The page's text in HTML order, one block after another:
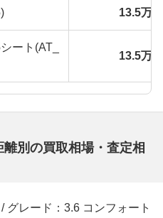
13.5万
ート(AT_
13.5万
別の買取相場・査定相
グレード：3.6 コンフォート